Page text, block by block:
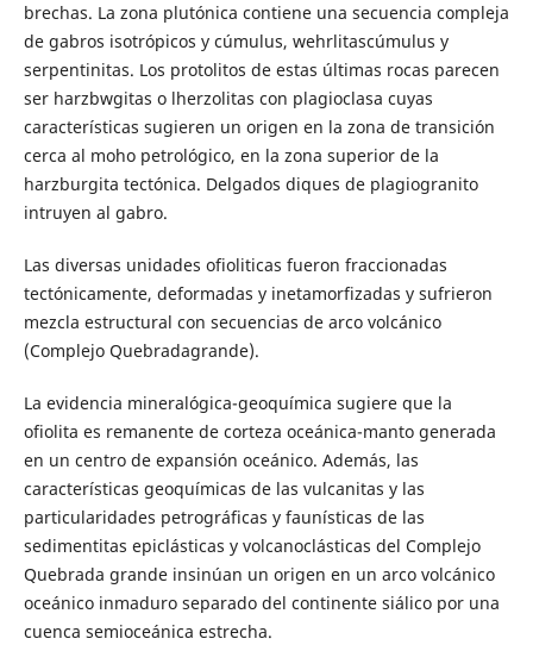
brechas. La zona plutónica contiene una secuencia compleja
de gabros isotrópicos y cúmulus, wehrlitascúmulus y
serpentinitas. Los protolitos de estas últimas rocas parecen
ser harzbwgitas o lherzolitas con plagioclasa cuyas
características sugieren un origen en la zona de transición
cerca al moho petrológico, en la zona superior de la
harzburgita tectónica. Delgados diques de plagiogranito
intruyen al gabro.
Las diversas unidades ofioliticas fueron fraccionadas
tectónicamente, deformadas y inetamorfizadas y sufrieron
mezcla estructural con secuencias de arco volcánico
(Complejo Quebradagrande).
La evidencia mineralógica-geoquímica sugiere que la
ofiolita es remanente de corteza oceánica-manto generada
en un centro de expansión oceánico. Además, las
características geoquímicas de las vulcanitas y las
particularidades petrográficas y faunísticas de las
sedimentitas epiclásticas y volcanoclásticas del Complejo
Quebrada grande insinúan un origen en un arco volcánico
oceánico inmaduro separado del continente siálico por una
cuenca semioceánica estrecha.